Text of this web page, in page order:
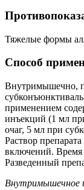
Тяжелые формы
Способ
Внутримышечно,
применением
инъекций (1 мл
очаг, 5 мл при
Раствор
включений. Время
Разведенный
Внутримышечное